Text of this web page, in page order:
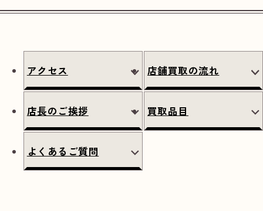
アクセス 店舗買取の流れ
店長のご挨拶 買取品目
よくあるご質問